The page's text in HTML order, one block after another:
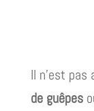
Il n’est
de guêpes